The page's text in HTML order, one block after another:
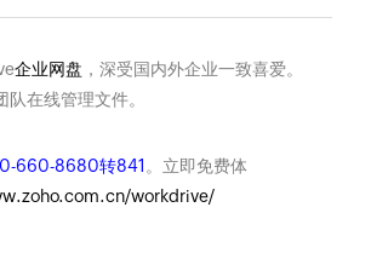
企业网盘 ，深受国内外企业一致喜爱。
队在线管理文件。
660-8680转841 。立即免费体
workdrive/